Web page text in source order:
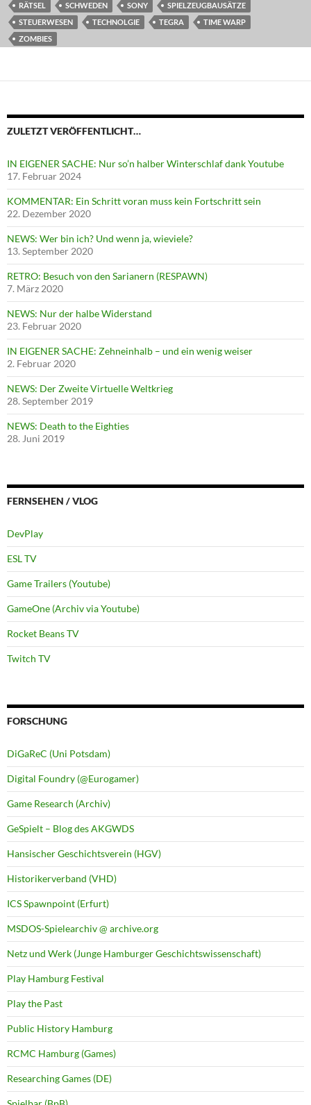
RÄTSEL SCHWEDEN SONY
SPIELZEUGBAUSÄTZE
STEUERWESEN
TECHNOLGIE TEGRA
TIME WARP
ZOMBIES
ZULETZT VERÖFFENTLICHT…
IN EIGENER SACHE: Nur so’n halber Winterschlaf dank Youtube
17. Februar 2024
KOMMENTAR: Ein Schritt voran muss kein Fortschritt sein
22. Dezember 2020
NEWS: Wer bin ich? Und wenn ja, wieviele?
13. September 2020
RETRO: Besuch von den Sarianern (RESPAWN)
7. März 2020
NEWS: Nur der halbe Widerstand
23. Februar 2020
IN EIGENER SACHE: Zehneinhalb – und ein wenig weiser
2. Februar 2020
NEWS: Der Zweite Virtuelle Weltkrieg
28. September 2019
NEWS: Death to the Eighties
28. Juni 2019
FERNSEHEN / VLOG
DevPlay
ESL TV
Game Trailers (Youtube)
GameOne (Archiv via Youtube)
Rocket Beans TV
Twitch TV
FORSCHUNG
DiGaReC (Uni Potsdam)
Digital Foundry (@Eurogamer)
Game Research (Archiv)
GeSpielt – Blog des AKGWDS
Hansischer Geschichtsverein (HGV)
Historikerverband (VHD)
ICS Spawnpoint (Erfurt)
MSDOS-Spielearchiv @ archive.org
Netz und Werk (Junge Hamburger Geschichtswissenschaft)
Play Hamburg Festival
Play the Past
Public History Hamburg
RCMC Hamburg (Games)
Researching Games (DE)